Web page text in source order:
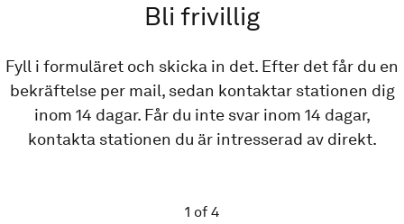
Bli frivillig
Fyll i formuläret och skicka in det. Efter det får du en
bekräftelse per mail, sedan kontaktar stationen dig
inom 14 dagar. Får du inte svar inom 14 dagar,
kontakta stationen du är intresserad av direkt.
1 of 4